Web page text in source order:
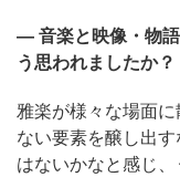
― 音楽と映像・物
う思われましたか？
雅楽が様々な場面
ない要素を醸し出
はないかなと感じ、